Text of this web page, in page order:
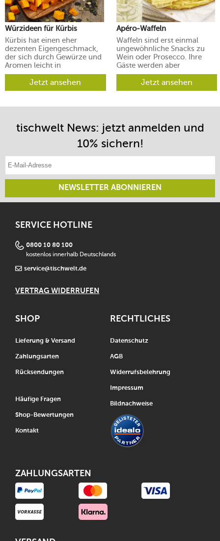
Würzideen für Kürbis
Kürbis hat einen eher
dezenten Eigengeschmack,
der sich durch Gewürze und
Aromen leicht in
verschiedene Richtungen
lenken lässt.Jetzt ansehen
Apéro-Waffeln
Waffeln sind erst einmal
ungewöhnliche Snacks zu
Wein oder Prosecco. Ihre
Gäste werden aber
begeistert sein.
Jetzt ansehen
tischwelt News: jetzt anmelden und
10% sichern!
E-Mail-Adresse eintragen
NEWSLETTER ABONNIEREN
SERVICE HOTLINE
0800 10 80 100
kostenlos innerhalb Deutschlands
service@tischwelt.de
VERTRAG WIDERRUFEN
SHOP
Lieferung & Versand
Zahlungsarten
Rücksendungen
Häufige Fragen
Shop-Bewertungen
Kontakt
RECHTLICHES
Datenschutz
AGB
Widerrufsbelehrung
Impressum
Bildnachweise
ZAHLUNGSARTEN